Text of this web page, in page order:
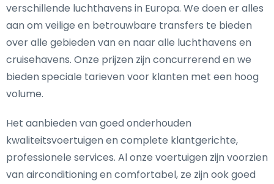
verschillende luchthavens in Europa. We doen er alles
aan om veilige en betrouwbare transfers te bieden
over alle gebieden van en naar alle luchthavens en
cruisehavens. Onze prijzen zijn concurrerend en we
bieden speciale tarieven voor klanten met een hoog
volume.
Het aanbieden van goed onderhouden
kwaliteitsvoertuigen en complete klantgerichte,
professionele services. Al onze voertuigen zijn voorzien
van airconditioning en comfortabel, ze zijn ook goed